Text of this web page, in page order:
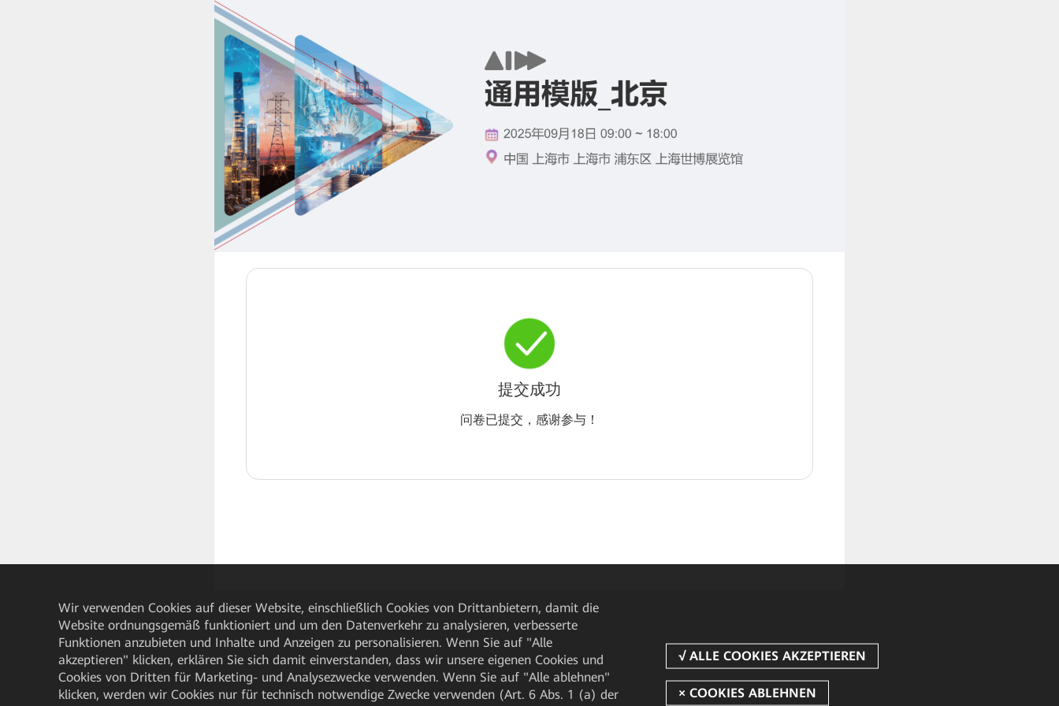
提交成功
问卷已提交，感谢参与！
Wir verwenden Cookies auf dieser Website, einschließlich Cookies von Drittanbietern, damit die
Website ordnungsgemäß funktioniert und um den Datenverkehr zu analysieren, verbesserte
Funktionen anzubieten und Inhalte und Anzeigen zu personalisieren. Wenn Sie auf "Alle
akzeptieren" klicken, erklären Sie sich damit einverstanden, dass wir unsere eigenen Cookies und
Cookies von Dritten für Marketing- und Analysezwecke verwenden. Wenn Sie auf "Alle ablehnen"
klicken, werden wir Cookies nur für technisch notwendige Zwecke verwenden (Art. 6 Abs. 1 (a) der